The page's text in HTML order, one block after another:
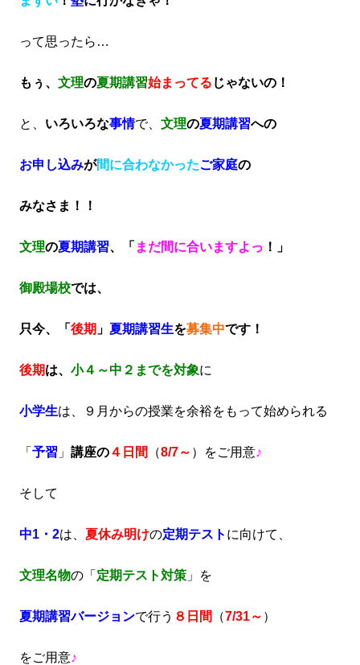
って思ったら…
もぅ、 文理の夏期講習始まってる じゃないの！
と、 いろいろな事情で、 文理の夏期講習への
お申し込みが間に合わなかったご家庭の
みなさま！！
文理の夏期講習、「 まだ間に合いますよっ ！」
御殿場校では、
只今、「 後期 」 夏期講習生を募集中です！
後期は、 小４～中２までを対象に
小学生は、９月からの授業を余裕をもって始められる
「 予習 」 講座の４日間 （8/7～ ）をご用意♪
そして
中1・2は、 夏休み明けの定期テスト に向けて、
文理名物の「 定期テスト対策 」を
夏期講習バージョンで行う ８日間 （7/31～ ）
をご用意♪